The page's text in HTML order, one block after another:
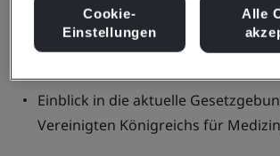
Dieses Webinar:
Einblick in die aktuelle
Vereinigten Königreichs für
Cookie-
Einstellungen
Alle